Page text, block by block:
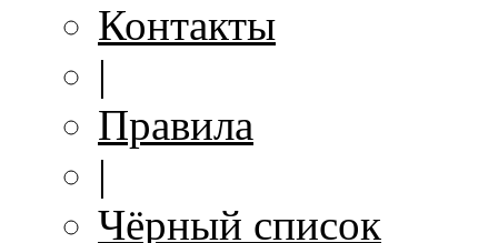
Контакты
|
Правила
|
Чёрный список